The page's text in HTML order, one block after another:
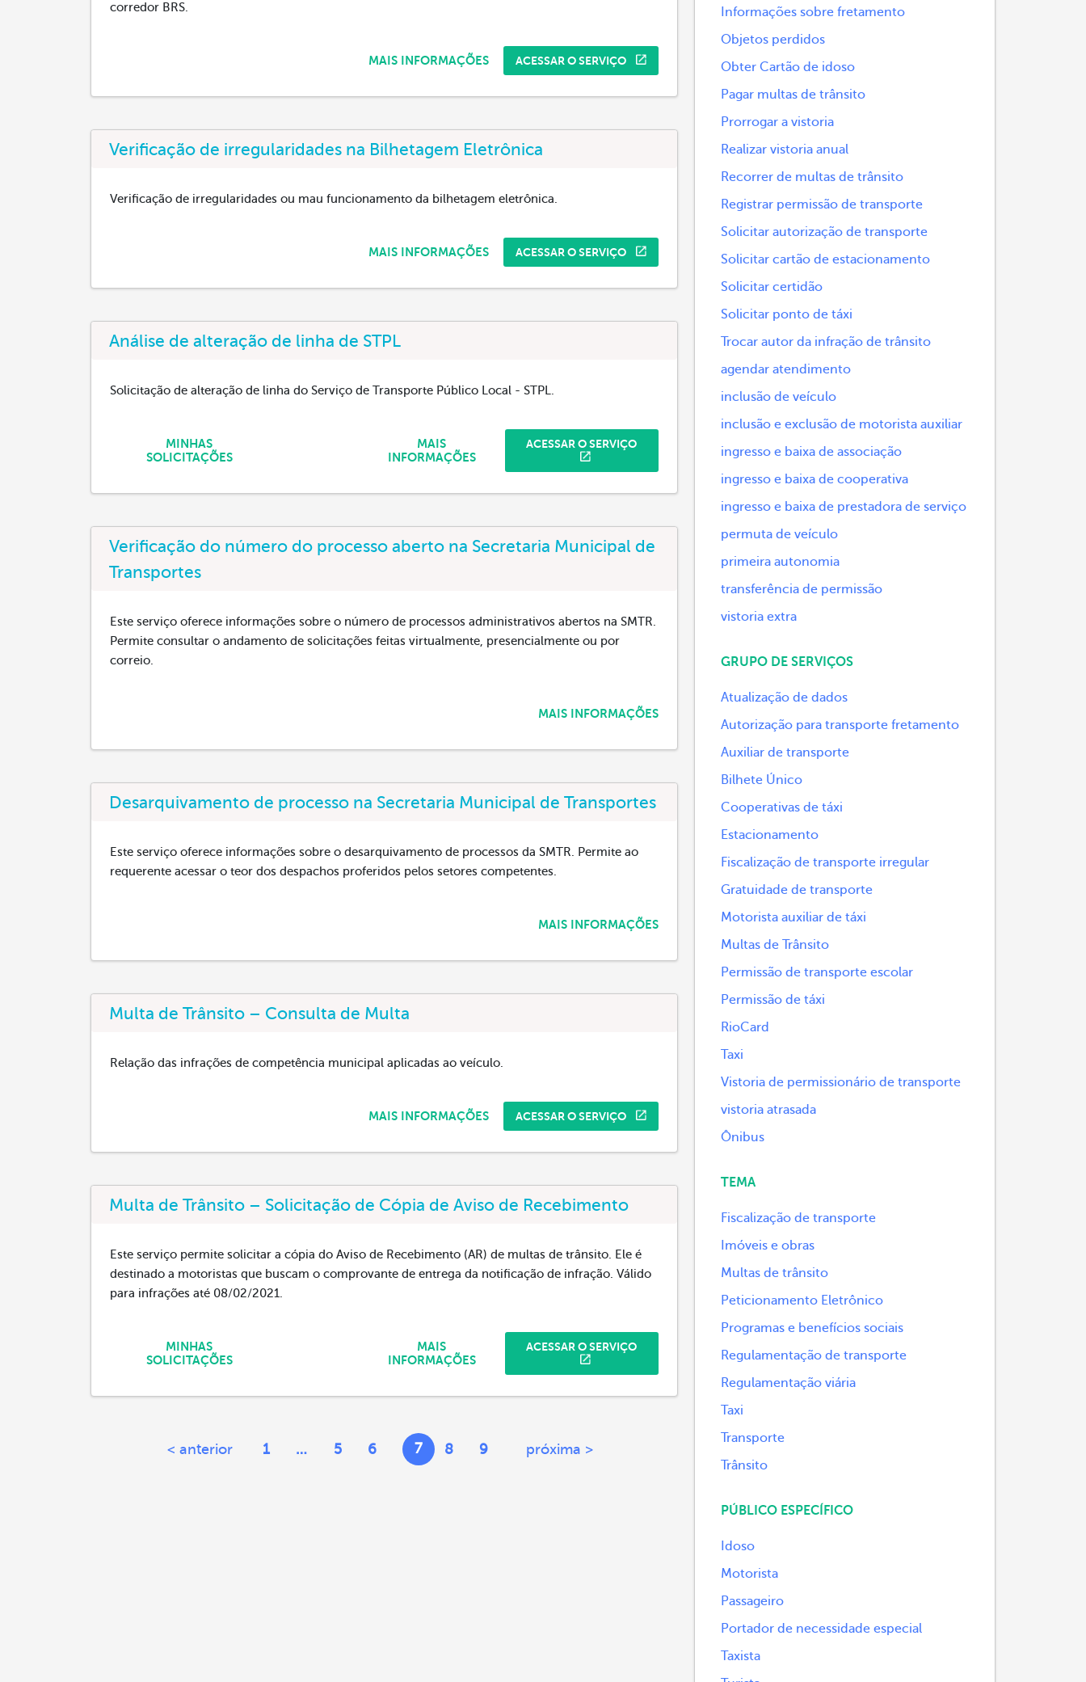
corredor BRS.
ACESSAR O SERVIÇO
MAIS INFORMAÇÕES
Verificação de irregularidades na Bilhetagem Eletrônica
Verificação de irregularidades ou mau funcionamento da bilhetagem eletrônica.
ACESSAR O SERVIÇO
MAIS INFORMAÇÕES
Análise de alteração de linha de STPL
Solicitação de alteração de linha do Serviço de Transporte Público Local - STPL.
ACESSAR O SERVIÇO
MAIS
INFORMAÇÕES
MINHAS
SOLICITAÇÕES
Verificação do número do processo aberto na Secretaria Municipal de
Transportes
Este serviço oferece informações sobre o número de processos administrativos abertos na SMTR.
Permite consultar o andamento de solicitações feitas virtualmente, presencialmente ou por
correio.
MAIS INFORMAÇÕES
Desarquivamento de processo na Secretaria Municipal de Transportes
Este serviço oferece informações sobre o desarquivamento de processos da SMTR. Permite ao
requerente acessar o teor dos despachos proferidos pelos setores competentes.
MAIS INFORMAÇÕES
Multa de Trânsito – Consulta de Multa
Relação das infrações de competência municipal aplicadas ao veículo.
ACESSAR O SERVIÇO
MAIS INFORMAÇÕES
Multa de Trânsito – Solicitação de Cópia de Aviso de Recebimento
Este serviço permite solicitar a cópia do Aviso de Recebimento (AR) de multas de trânsito. Ele é
destinado a motoristas que buscam o comprovante de entrega da notificação de infração. Válido
para infrações até 08/02/2021.
ACESSAR O SERVIÇO
MAIS
INFORMAÇÕES
MINHAS
SOLICITAÇÕES
< anterior 1 … 5 6 7 8 9 próxima >
Informações sobre fretamento
Objetos perdidos
Obter Cartão de idoso
Pagar multas de trânsito
Prorrogar a vistoria
Realizar vistoria anual
Recorrer de multas de trânsito
Registrar permissão de transporte
Solicitar autorização de transporte
Solicitar cartão de estacionamento
Solicitar certidão
Solicitar ponto de táxi
Trocar autor da infração de trânsito
agendar atendimento
inclusão de veículo
inclusão e exclusão de motorista auxiliar
ingresso e baixa de associação
ingresso e baixa de cooperativa
ingresso e baixa de prestadora de serviço
permuta de veículo
primeira autonomia
transferência de permissão
vistoria extra
GRUPO DE SERVIÇOS
Atualização de dados
Autorização para transporte fretamento
Auxiliar de transporte
Bilhete Único
Cooperativas de táxi
Estacionamento
Fiscalização de transporte irregular
Gratuidade de transporte
Motorista auxiliar de táxi
Multas de Trânsito
Permissão de transporte escolar
Permissão de táxi
RioCard
Taxi
Vistoria de permissionário de transporte
vistoria atrasada
Ônibus
TEMA
Fiscalização de transporte
Imóveis e obras
Multas de trânsito
Peticionamento Eletrônico
Programas e benefícios sociais
Regulamentação de transporte
Regulamentação viária
Taxi
Transporte
Trânsito
PÚBLICO ESPECÍFICO
Idoso
Motorista
Passageiro
Portador de necessidade especial
Taxista